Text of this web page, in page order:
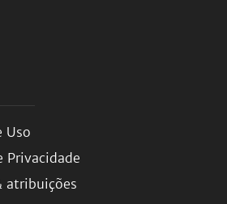
Uso
Privacidade
atribuições